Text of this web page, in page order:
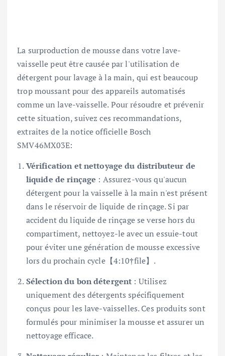
La surproduction de mousse dans votre lave-
vaisselle peut être causée par l'utilisation de
détergent pour lavage à la main, qui est beaucoup
trop moussant pour des appareils automatisés
comme un lave-vaisselle. Pour résoudre et prévenir
cette situation, suivez ces recommandations,
extraites de la notice officielle Bosch
SMV46MX03E:
Vérification et nettoyage du distributeur de
liquide de rinçage : Assurez-vous qu'aucun
détergent pour la vaisselle à la main n'est présent
dans le réservoir de liquide de rinçage. Si par
accident du liquide de rinçage se verse hors du
compartiment, nettoyez-le avec un essuie-tout
pour éviter une génération de mousse excessive
lors du prochain cycle【4:10†file】.
Sélection du bon détergent : Utilisez
uniquement des détergents spécifiquement
conçus pour les lave-vaisselles. Ces produits sont
formulés pour minimiser la mousse et assurer un
nettoyage efficace.